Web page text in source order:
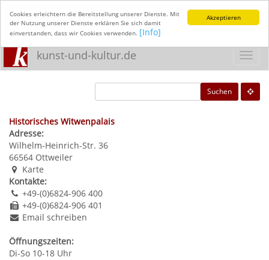
Akzeptieren
Cookies erleichtern die Bereitstellung unserer Dienste. Mit
der Nutzung unserer Dienste erklären Sie sich damit
einverstanden, dass wir Cookies verwenden. [Info]
kunst-und-kultur.de
Suchen
Historisches Witwenpalais
Adresse:
Wilhelm-Heinrich-Str. 36
66564 Ottweiler
Karte
Kontakte:
+49-(0)6824-906 400
+49-(0)6824-906 401
Email schreiben
Öffnungszeiten:
Di-So 10-18 Uhr